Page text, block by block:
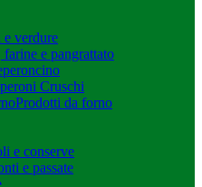
e verdure
farine e pangrattato
Cruschi
Prodotti da forno
e conserve
e passate